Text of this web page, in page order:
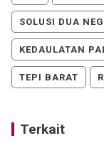
SOLUSI DUA
KEDAULATAN
TEPI BARAT
Terkait